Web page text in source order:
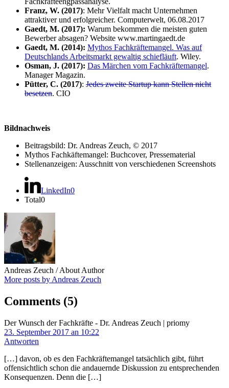
Franz, W. (2017): Mehr Vielfalt macht Unternehmen
attraktiver und erfolgreicher. Computerwelt, 06.08.2017
Gaedt, M. (2017): Warum bekommen die meisten guten
Bewerber absagen? Website www.martingaedt.de
Gaedt, M. (2014): Mythos Fachkräftemangel. Was auf
Deutschlands Arbeitsmarkt gewaltig schiefläuft. Wiley.
Osman, J. (2017): Das Märchen vom Fachkräftemangel.
Manager Magazin.
Pütter, C. (2017): Jedes zweite Startup kann Stellen nicht
besetzen. CIO
Bildnachweis
Beitragsbild: Dr. Andreas Zeuch, © 2017
Mythos Fachkäftemangel: Buchcover, Pressematerial
Stellenanzeigen: Ausschnitt von verschiedenen Screenshots
LinkedIn0
Total0
Andreas Zeuch / About Author
More posts by Andreas Zeuch
Comments (5)
Der Wunsch der Fachkräfte - Dr. Andreas Zeuch | priomy
23. September 2017 an 10:22
Antworten
[…] davon, ob es den Fachkräftemangel tatsächlich gibt, führt
offensichtlich schon die andauernde Diskussion zu entsprechenden
Konsequenzen. Denn die […]